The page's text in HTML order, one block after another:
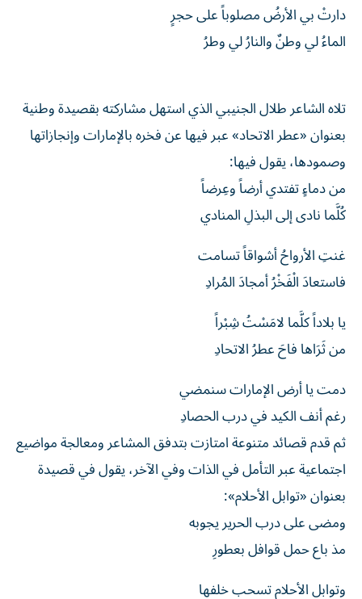
دارتْ بي الأرضُ مصلوباً على حجرٍ
الماءُ لي وطنٌ والنارُ لي وطرُ
تلاه الشاعر طلال الجنيبي الذي استهل مشاركته بقصيدة وطنية
بعنوان «عطر الاتحاد» عبر فيها عن فخره بالإمارات وإنجازاتها
وصمودها، يقول فيها:
من دماءٍ تفتدي أرضاً وعِرضاً
كُلَّما نادى إلى البذلِ المنادي
غنتِ الأرواحُ أشواقاً تسامت
فاستعادَ الْفَخْرُ أمجادَ المُرادِ
يا بلاداً كلَّما لامَسْتُ شِبْراً
من ثَرَاها فاحَ عطرُ الاتحادِ
دمت يا أرض الإمارات سنمضي
رغم أنف الكيد في درب الحصادِ
ثم قدم قصائد متنوعة امتازت بتدفق المشاعر ومعالجة مواضيع
اجتماعية عبر التأمل في الذات وفي الآخر، يقول في قصيدة
بعنوان «توابل الأحلام»:
ومضى على درب الحرير يجوبه
مذ باع حمل قوافل بعطورِ
وتوابل الأحلام تسحب خلفها